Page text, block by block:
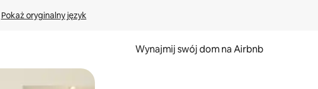
Pokaż oryginalny język
Wynajmij swój dom na Airbnb